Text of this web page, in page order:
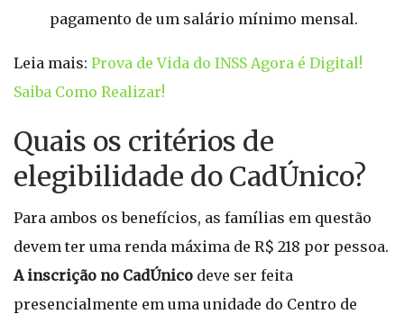
pagamento de um salário mínimo mensal.
Leia mais: Prova de Vida do INSS Agora é Digital!
Saiba Como Realizar!
Quais os critérios de
elegibilidade do CadÚnico?
Para ambos os benefícios, as famílias em questão
devem ter uma renda máxima de R$ 218 por pessoa.
A inscrição no CadÚnico deve ser feita
presencialmente em uma unidade do Centro de